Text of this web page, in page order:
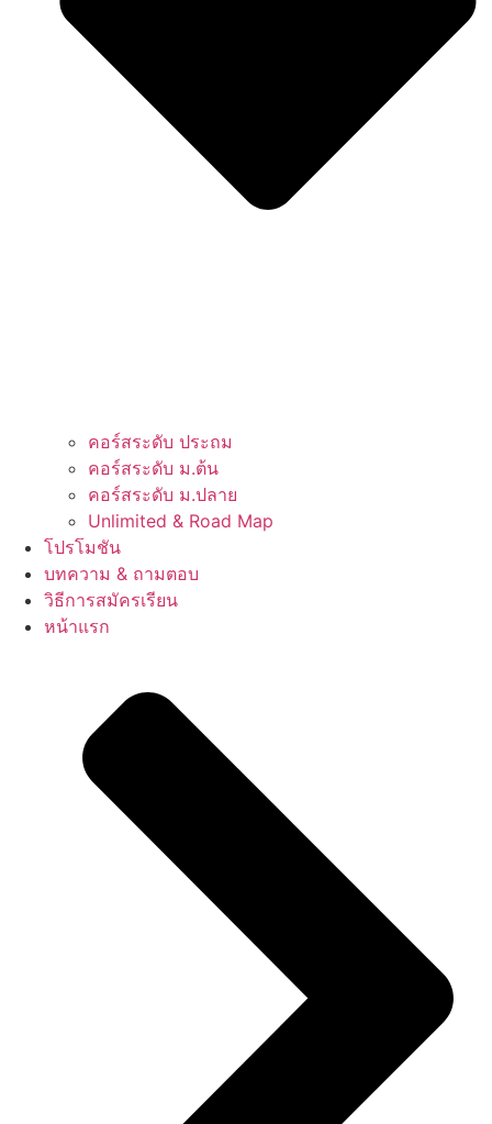
คอร์สระดับ ประถม
คอร์สระดับ ม.ต้น
คอร์สระดับ ม.ปลาย
Unlimited & Road Map
โปรโมชัน
บทความ & ถามตอบ
วิธีการสมัครเรียน
หน้าแรก